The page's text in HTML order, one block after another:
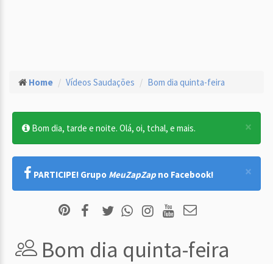
Home Vídeos Saudações Bom dia quinta-feira
×
Bom dia, tarde e noite. Olá, oi, tchal, e mais.
×
PARTICIPE! Grupo MeuZapZap no Facebook!
Bom dia quinta-feira